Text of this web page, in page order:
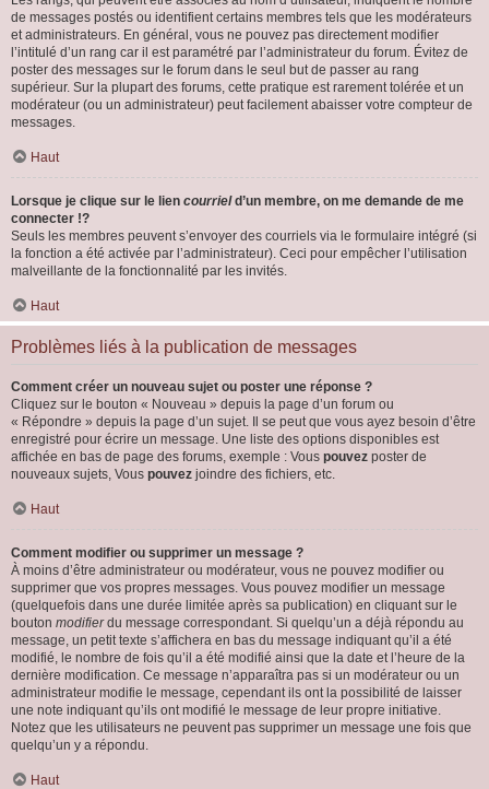
de messages postés ou identifient certains membres tels que les modérateurs
et administrateurs. En général, vous ne pouvez pas directement modifier
l’intitulé d’un rang car il est paramétré par l’administrateur du forum. Évitez de
poster des messages sur le forum dans le seul but de passer au rang
supérieur. Sur la plupart des forums, cette pratique est rarement tolérée et un
modérateur (ou un administrateur) peut facilement abaisser votre compteur de
messages.
Haut
Lorsque je clique sur le lien courrield’un membre, on me demande de me
connecter !?
Seuls les membres peuvent s’envoyer des courriels via le formulaire intégré (si
la fonction a été activée par l’administrateur). Ceci pour empêcher l’utilisation
malveillante de la fonctionnalité par les invités.
Haut
Problèmes liés à la publication de messages
Comment créer un nouveau sujet ou poster une réponse ?
Cliquez sur le bouton « Nouveau » depuis la page d’un forum ou
« Répondre » depuis la page d’un sujet. Il se peut que vous ayez besoin d’être
enregistré pour écrire un message. Une liste des options disponibles est
affichée en bas de page des forums, exemple : Vous pouvez poster de
nouveaux sujets, Vous pouvez joindre des fichiers, etc.
Haut
Comment modifier ou supprimer un message ?
À moins d’être administrateur ou modérateur, vous ne pouvez modifier ou
supprimer que vos propres messages. Vous pouvez modifier un message
(quelquefois dans une durée limitée après sa publication) en cliquant sur le
bouton modifierdu message correspondant. Si quelqu’un a déjà répondu au
message, un petit texte s’affichera en bas du message indiquant qu’il a été
modifié, le nombre de fois qu’il a été modifié ainsi que la date et l’heure de la
dernière modification. Ce message n’apparaîtra pas si un modérateur ou un
administrateur modifie le message, cependant ils ont la possibilité de laisser
une note indiquant qu’ils ont modifié le message de leur propre initiative.
Notez que les utilisateurs ne peuvent pas supprimer un message une fois que
quelqu’un y a répondu.
Haut